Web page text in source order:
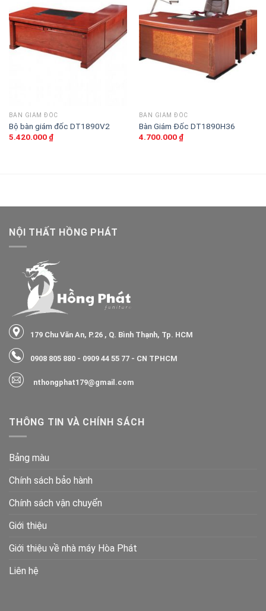
sản
phẩm
yêu
thích
BÀN GIÁM ĐỐC
Bộ bàn giám đốc DT1890V2
5.420.000 ₫
phẩm
yêu
thích
BÀN GIÁM ĐỐC
Bàn Giám Đốc DT1890H36
4.700.000 ₫
NỘI THẤT HỒNG PHÁT
179 Chu Văn An, P.26 , Q. Bình Thạnh, Tp. HCM
0908 805 880 - 0909 44 55 77 - CN TPHCM
nthongphat179@gmail.com
THÔNG TIN VÀ CHÍNH SÁCH
Bảng màu
Chính sách bảo hành
Chính sách vận chuyển
Giới thiệu
Giới thiệu về nhà máy Hòa Phát
Liên hệ